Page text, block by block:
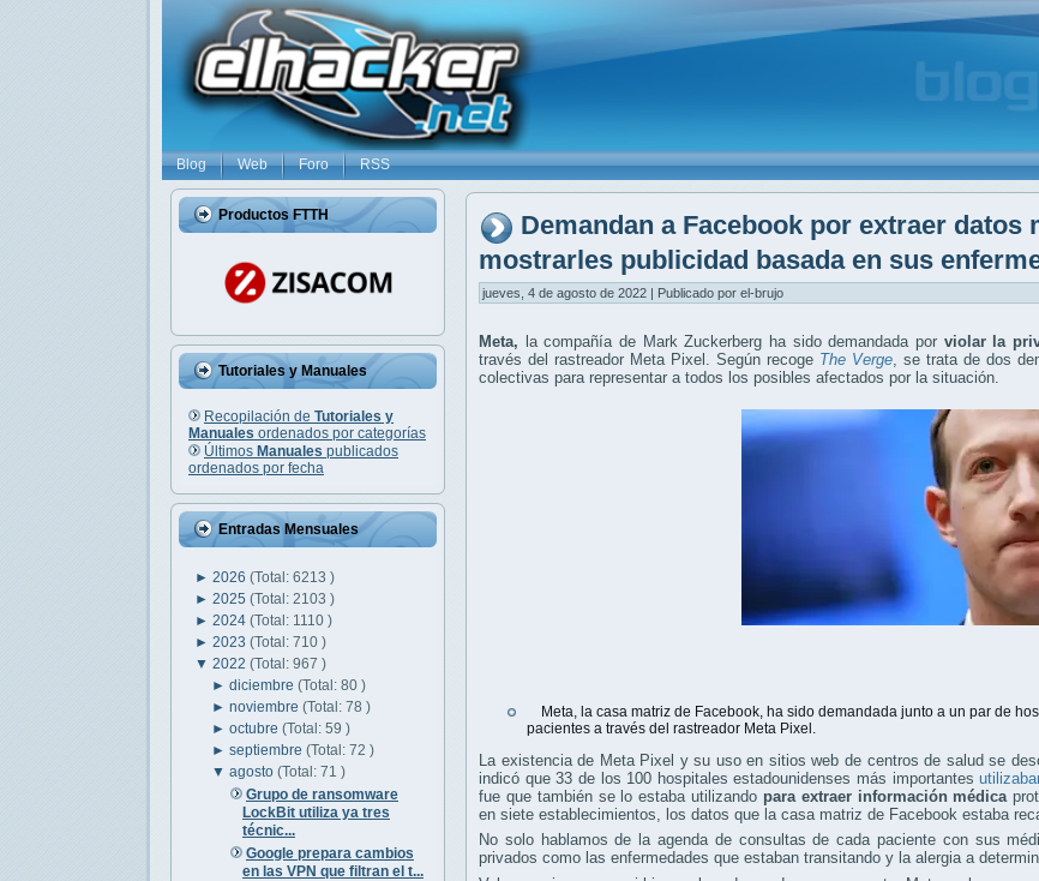
Blog Web Foro RSS
Productos FTTH
Tutoriales y Manuales
Recopilación de Tutoriales y
Manuales ordenados por categorías
Últimos Manuales publicados
ordenados por fecha
Entradas Mensuales
► 2026 (Total: 6213 )
► 2025 (Total: 2103 )
► 2024 (Total: 1110 )
► 2023 (Total: 710 )
▼ 2022 (Total: 967 )
►diciembre(Total: 80 )
►noviembre(Total: 78 )
►octubre(Total: 59 )
►septiembre(Total: 72 )
▼agosto(Total: 71 )
Grupo de ransomware
LockBit utiliza ya tres
técnic...
Google prepara cambios
en las VPN que filtran el t...
Demandan a Facebook por extraer datos
mostrarles publicidad basada en sus
jueves, 4 de agosto de 2022 | Publicado por el-brujo
Meta, la compañía de Mark Zuckerberg ha sido demandada por violar la
través del rastreador Meta Pixel. Según recoge The Verge , se trata de dos
colectivas para representar a todos los posibles afectados por la situación.
Meta, la casa matriz de Facebook, ha sido demandada junto a un par de
pacientes a través del rastreador Meta Pixel.
La existencia de Meta Pixel y su uso en sitios web de centros de salud se
indicó que 33 de los 100 hospitales estadounidenses más importantes
fue que también se lo estaba utilizando para extraer información médica
en siete establecimientos, los datos que la casa matriz de Facebook estaba
No solo hablamos de la agenda de consultas de cada paciente con sus
privados como las enfermedades que estaban transitando y la alergia a